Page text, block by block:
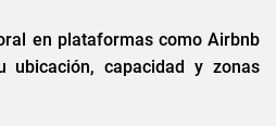
en plataformas como Airbnb
ubicación, capacidad y zonas